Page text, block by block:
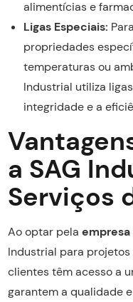
alimentícias e
Ligas Especiais:
propriedades
temperaturas ou
Industrial utiliza
integridade e a
a SAG
Serviços
Ao optar pela
Industrial para
clientes têm acesso a
garantem a qualidade